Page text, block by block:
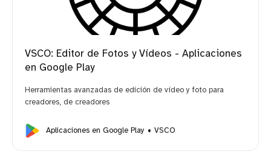
VSCO: Editor de Fotos y Vídeos - Aplicaciones
en Google Play
Herramientas avanzadas de edición de vídeo y foto para
creadores, de creadores
Aplicaciones en Google Play VSCO